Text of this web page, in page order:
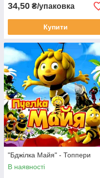
34,50 ₴/упаковка
Купити
"Бджілка Майя" - Топпери
В наявності